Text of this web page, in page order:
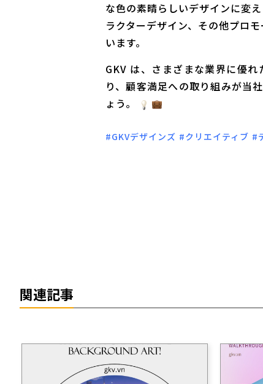
な色の素晴らしいデザインに変
ラクターデザイン、その他プロ
います。
GKV は、さまざまな業界に優
り、顧客満足への取り組みが当
ょう。
#GKVデザインズ #クリエイティブ #
関連記事